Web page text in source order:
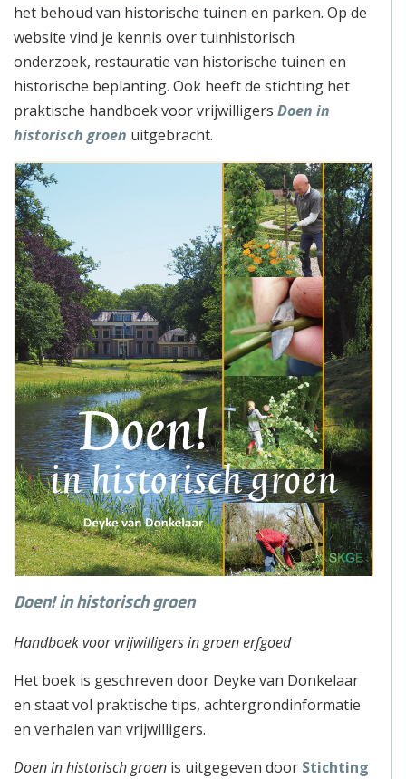
het behoud van historische tuinen en parken. Op de
website vind je kennis over tuinhistorisch
onderzoek, restauratie van historische tuinen en
historische beplanting. Ook heeft de stichting het
praktische handboek voor vrijwilligers Doen in
historisch groen uitgebracht.
Doen! in historisch groen
Handboek voor vrijwilligers in groen erfgoed
Het boek is geschreven door Deyke van Donkelaar
en staat vol praktische tips, achtergrondinformatie
en verhalen van vrijwilligers.
Doen in historisch groen is uitgegeven door Stichting